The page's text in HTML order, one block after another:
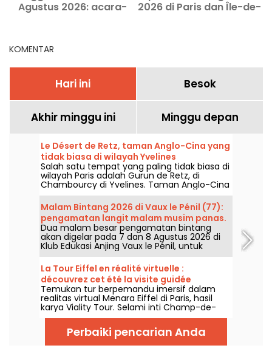
Agustus 2026: acara-
2026 di Paris dan Île-de-
KOMENTAR
Hari ini Besok
Akhir minggu ini Minggu depan
Le Désert de Retz, taman Anglo-Cina yang
tidak biasa di wilayah Yvelines
Salah satu tempat yang paling tidak biasa di
wilayah Paris adalah Gurun de Retz, di
Chambourcy di Yvelines. Taman Anglo-Cina
abad ke-18 ini adalah salah satu dari sedikit
taman yang masih dipertahankan dalam
keadaan aslinya. Tempat yang mempesona
ini, yang pernah dikunjungi oleh tokoh-tokoh
terkenal seperti Marie-Antoinette dan
Thomas Jefferson, menonjol karena
bangunannya yang fantastis. Anda juga
akan senang menemukan banyak pohon
luar biasa yang mendominasi area lanskap.
Malam Bintang 2026 di Vaux le Pénil (77):
pengamatan langit malam musim panas.
Dua malam besar pengamatan bintang
akan digelar pada 7 dan 8 Agustus 2026 di
Klub Edukasi Anjing Vaux le Pénil, untuk
merayakan edisi terbaru Nuits des Etoiles.
La Tour Eiffel en réalité virtuelle :
découvrez cet été la visite guidée
historique de Viality Tour Menara Eiffel
dalam realitas virtual: saksikan tur
berpemandu bersejarah dari Viality Tour
Temukan tur berpemandu imersif dalam
realitas virtual Menara Eiffel di Paris, hasil
karya Viality Tour. Selami inti Champ-de-
Mars dan hayati kembali proses
pembangunan hingga peresmian Dame de
Fer pada 1889. Versi baru yang lebih akurat
dari sebelumnya telah dirilis pada 31 Maret
Perbaiki pencarian Anda